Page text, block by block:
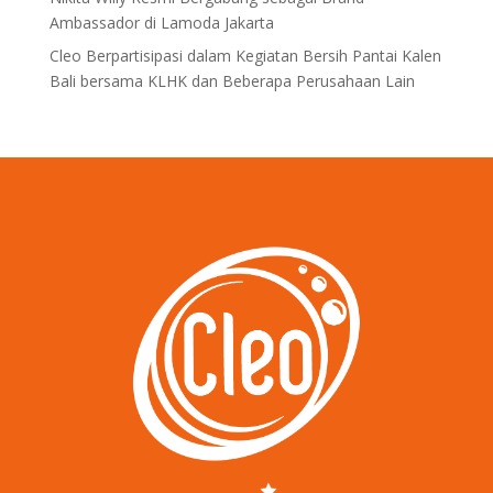
Ambassador di Lamoda Jakarta
Cleo Berpartisipasi dalam Kegiatan Bersih Pantai Kalen
Bali bersama KLHK dan Beberapa Perusahaan Lain